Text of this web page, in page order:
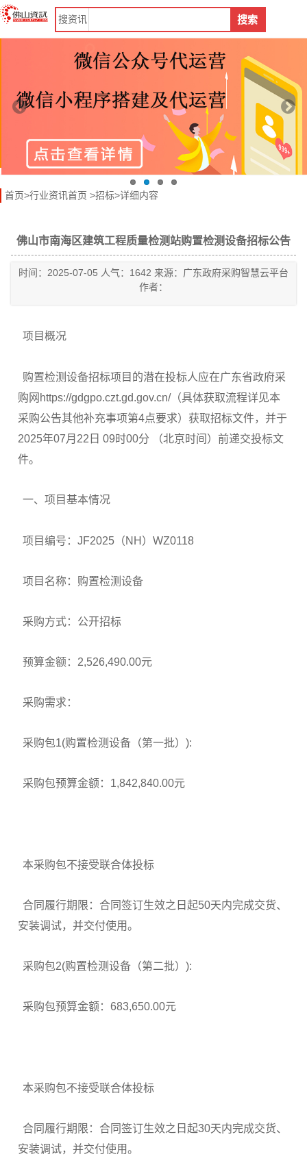
搜资讯 搜索
首页>行业资讯首页 >招标>详细内容
佛山市南海区建筑工程质量检测站购置检测设备招标公告
时间：2025-07-05 人气：1642 来源：广东政府采购智慧云平台
作者：
项目概况
购置检测设备招标项目的潜在投标人应在广东省政府采
购网https://gdgpo.czt.gd.gov.cn/（具体获取流程详见本
采购公告其他补充事项第4点要求）获取招标文件，并于
2025年07月22日 09时00分 （北京时间）前递交投标文
件。
一、项目基本情况
项目编号：JF2025（NH）WZ0118
项目名称：购置检测设备
采购方式：公开招标
预算金额：2,526,490.00元
采购需求：
采购包1(购置检测设备（第一批）):
采购包预算金额：1,842,840.00元
本采购包不接受联合体投标
合同履行期限：合同签订生效之日起50天内完成交货、
安装调试，并交付使用。
采购包2(购置检测设备（第二批）):
采购包预算金额：683,650.00元
本采购包不接受联合体投标
合同履行期限：合同签订生效之日起30天内完成交货、
安装调试，并交付使用。